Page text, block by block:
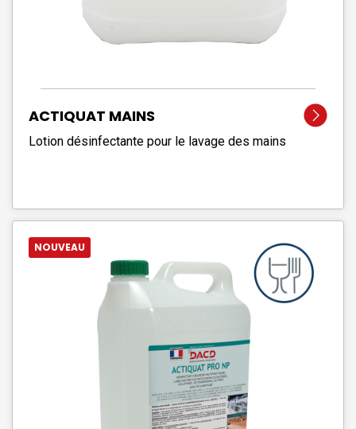
ACTIQUAT MAINS
Lotion désinfectante pour le lavage des mains
NOUVEAU